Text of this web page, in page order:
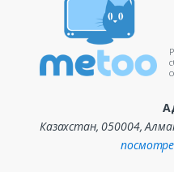
Казахстан, 050004,